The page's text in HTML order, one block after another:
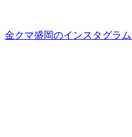
金クマ盛岡のインスタグラ